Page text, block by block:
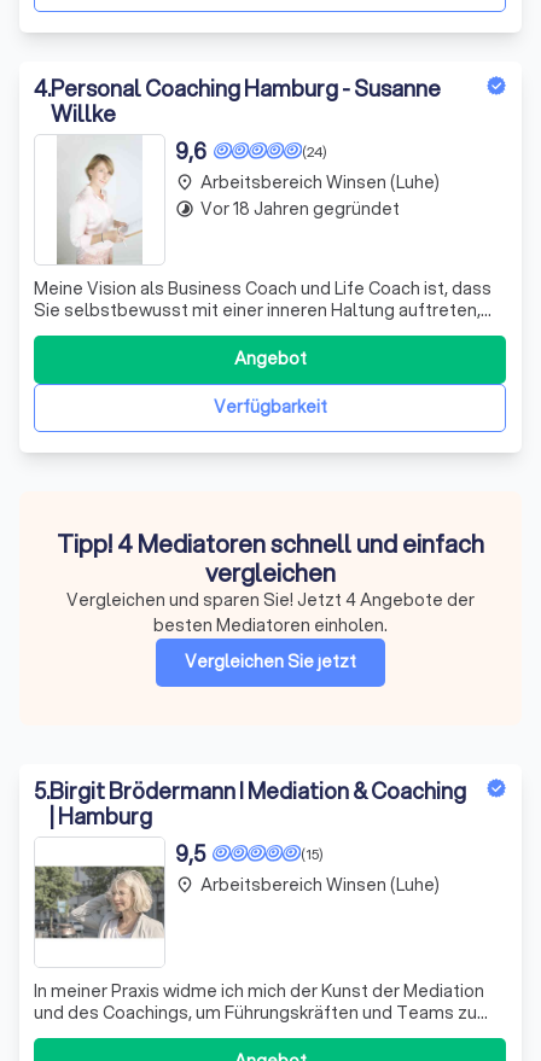
4.Personal Coaching Hamburg - Susanne
Willke
(24)
9,6
Meine Vision als Business Coach und Life Coach ist, dass
Sie selbstbewusst mit einer inneren Haltung auftreten,
wirken und führen. Sie mutig Ihre Selbstverantwortung
und Selbstermächtigung leben.
Verfügbarkeit
Angebot
place Arbeitsbereich Winsen (Luhe)
timelapse Vor 18 Jahren gegründet
Tipp! 4 Mediatoren schnell und einfach
vergleichen
Vergleichen und sparen Sie! Jetzt 4 Angebote der
besten Mediatoren einholen.
Vergleichen Sie jetzt
5.Birgit Brödermann I Mediation & Coaching
| Hamburg
(15)
9,5
In meiner Praxis widme ich mich der Kunst der Mediation
und des Coachings, um Führungskräften und Teams zu
helfen, Konflikte konstruktiv zu lösen und ihre
interkulturelle Kompetenz zu stärken. Mit langjähriger
place Arbeitsbereich Winsen (Luhe)